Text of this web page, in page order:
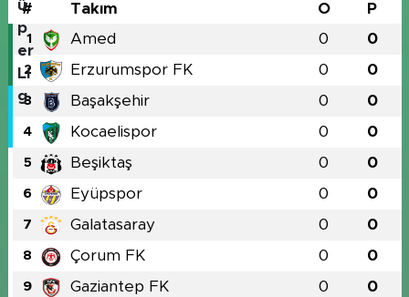
# Takım O P
1 Amed 0 0
2 Erzurumspor FK 0 0
3 Başakşehir 0 0
4 Kocaelispor 0 0
5 Beşiktaş 0 0
6 Eyüpspor 0 0
7 Galatasaray 0 0
8 Çorum FK 0 0
9 Gaziantep FK 0 0